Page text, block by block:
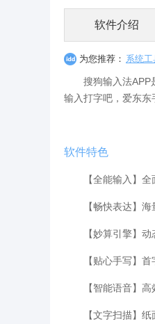
软件介绍
为您推荐： 系统工
搜狗输入法APP是
输入打字吧，爱东东
软件特色
【全能输入】全
【畅快表达】海
【妙算引擎】动
【贴心手写】首
【智能语音】高
【文字扫描】纸